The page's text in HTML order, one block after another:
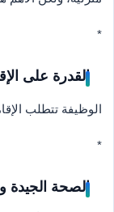
*
القدرة على
الوظيفة تتطلب
*
الصحة الجيدة